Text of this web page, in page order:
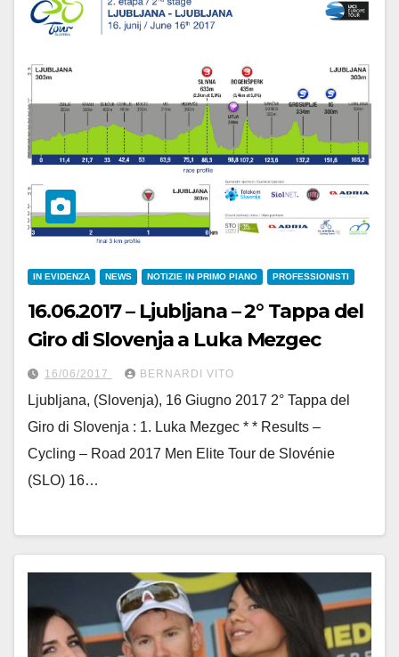
IN EVIDENZA NEWS NOTIZIE IN PRIMO PIANO PROFESSIONISTI
16.06.2017 – Ljubljana – 2° Tappa del
Giro di Slovenja a Luka Mezgec
16/06/2017 BERNARDI VITO
Ljubljana, (Slovenja), 16 Giugno 2017 2° Tappa del
Giro di Slovenja : 1. Luka Mezgec * * Results –
Cycling – Road 2017 Men Elite Tour de Slovénie
(SLO) 16…